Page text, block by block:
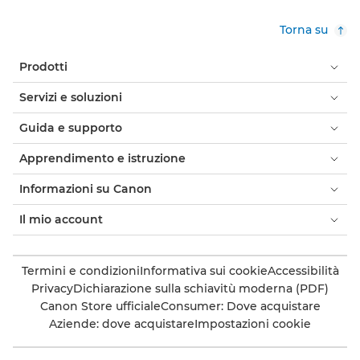
Torna su
Prodotti
Servizi e soluzioni
Guida e supporto
Apprendimento e istruzione
Informazioni su Canon
Il mio account
Termini e condizioniInformativa sui cookieAccessibilità
PrivacyDichiarazione sulla schiavitù moderna (PDF)
Canon Store ufficialeConsumer: Dove acquistare
Aziende: dove acquistareImpostazioni cookie